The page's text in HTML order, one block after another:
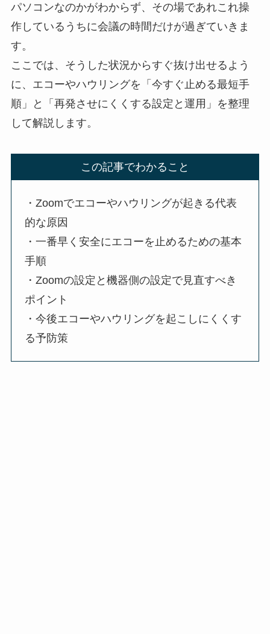
パソコンなのかがわからず、その場であれこれ操
作しているうちに会議の時間だけが過ぎていきま
す。
ここでは、そうした状況からすぐ抜け出せるよう
に、エコーやハウリングを「今すぐ止める最短手
順」と「再発させにくくする設定と運用」を整理
して解説します。
この記事でわかること
・Zoomでエコーやハウリングが起きる代表
的な原因
・一番早く安全にエコーを止めるための基本
手順
・Zoomの設定と機器側の設定で見直すべき
ポイント
・今後エコーやハウリングを起こしにくくす
る予防策